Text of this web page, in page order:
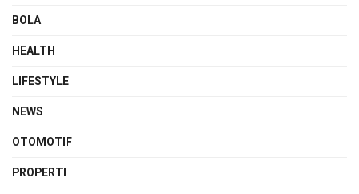
BOLA
HEALTH
LIFESTYLE
NEWS
OTOMOTIF
PROPERTI